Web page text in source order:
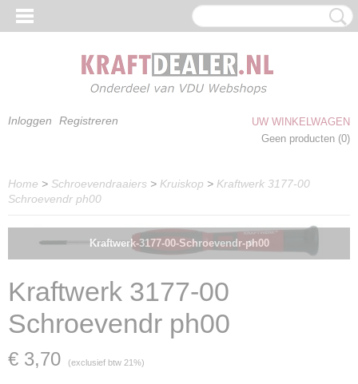
Inloggen Registreren
UW WINKELWAGEN
Geen producten (0)
Home > Schroevendraaiers > Kruiskop > Kraftwerk 3177-00
Schroevendr ph00
Kraftwerk-3177-00-Schroevendr-ph00
Kraftwerk 3177-00
Schroevendr ph00
€ 3,70 (exclusief btw 21%)